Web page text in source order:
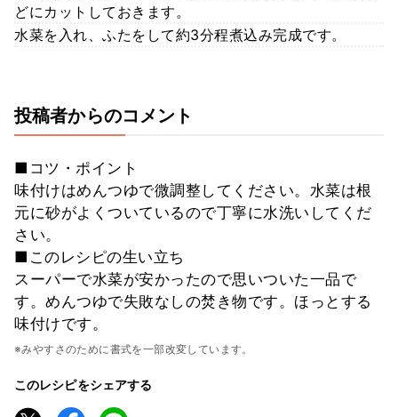
どにカットしておきます。
水菜を入れ、ふたをして約3分程煮込み完成です。
投稿者からのコメント
■コツ・ポイント
味付けはめんつゆで微調整してください。水菜は根
元に砂がよくついているので丁寧に水洗いしてくだ
さい。
■このレシピの生い立ち
スーパーで水菜が安かったので思いついた一品で
す。めんつゆで失敗なしの焚き物です。ほっとする
味付けです。
※みやすさのために書式を一部改変しています。
このレシピをシェアする